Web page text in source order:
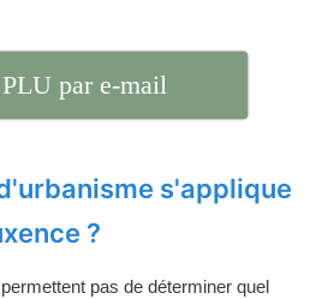
par e-mail
s'applique
?
pas de déterminer quel